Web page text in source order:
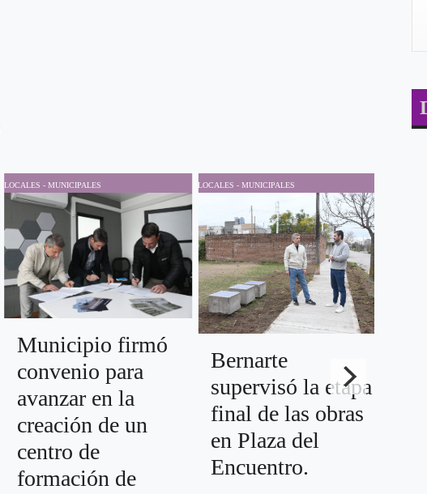
LOCALES - MUNICIPALES
Municipio firmó
convenio para
avanzar en la
creación de un
centro de
formación de
LOCALES - MUNICIPALES
Bernarte
supervisó la etapa
final de las obras
en Plaza del
Encuentro.